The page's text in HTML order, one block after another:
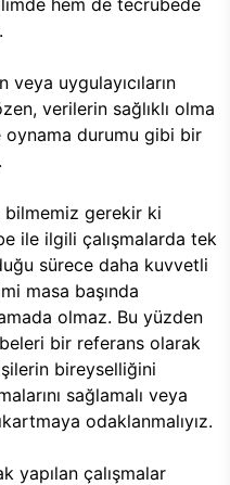
veya uygulayıcıların
verilerin sağlıklı olma
durumu gibi bir
bilmemiz gerekir ki
ile ilgili çalışmalarda tek
sürece daha kuvvetli
masa başında
olmaz. Bu yüzden
bir referans olarak
bireyselliğini
sağlamalı veya
odaklanmalıyız.
yapılan çalışmalar